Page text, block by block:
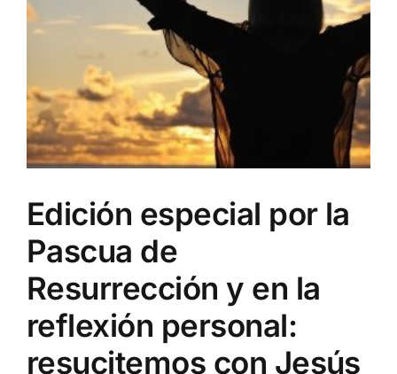
Edición especial por la
Pascua de
Resurrección y en la
reflexión personal:
resucitemos con Jesús